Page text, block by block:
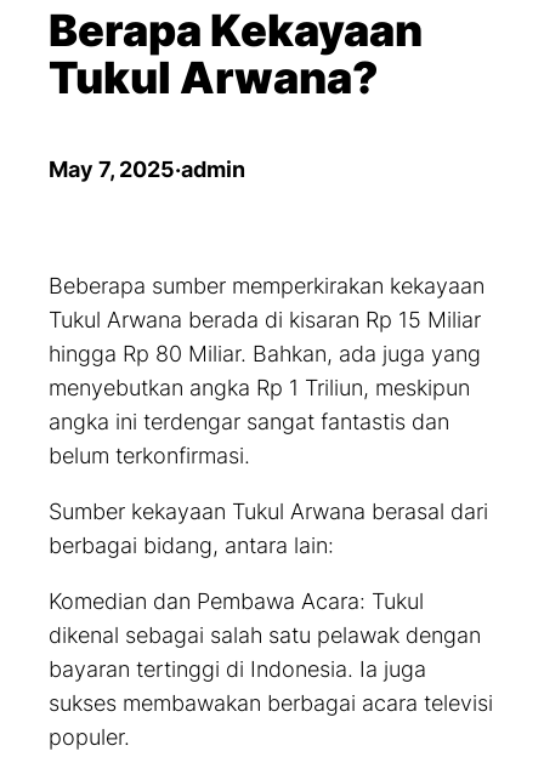
a
rBerapa Kekayaan
Tukul Arwana?
May 7, 2025·admin
Beberapa sumber memperkirakan kekayaan
Tukul Arwana berada di kisaran Rp 15 Miliar
hingga Rp 80 Miliar. Bahkan, ada juga yang
menyebutkan angka Rp 1 Triliun, meskipun
angka ini terdengar sangat fantastis dan
belum terkonfirmasi.
Sumber kekayaan Tukul Arwana berasal dari
berbagai bidang, antara lain:
Komedian dan Pembawa Acara: Tukul
dikenal sebagai salah satu pelawak dengan
bayaran tertinggi di Indonesia. Ia juga
sukses membawakan berbagai acara televisi
populer.